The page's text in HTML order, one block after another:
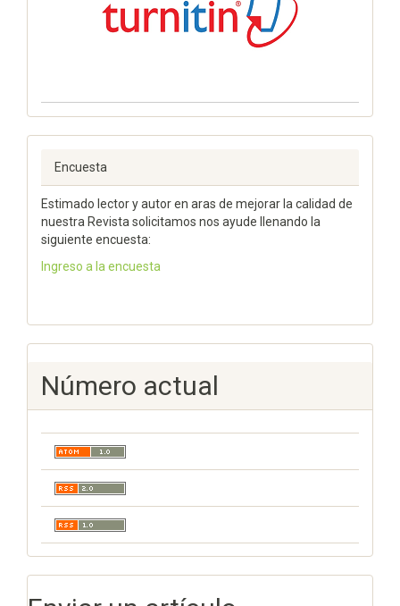
Encuesta
Estimado lector y autor en aras de mejorar la calidad de
nuestra Revista solicitamos nos ayude llenando la
siguiente encuesta:
Ingreso a la encuesta
Número actual